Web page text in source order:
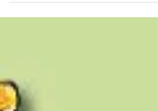
Ergotherapieschule e.V.